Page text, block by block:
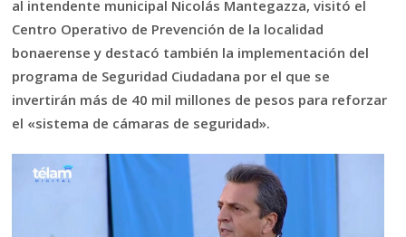
al intendente municipal Nicolás Mantegazza, visitó el
Centro Operativo de Prevención de la localidad
bonaerense y destacó también la implementación del
programa de Seguridad Ciudadana por el que se
invertirán más de 40 mil millones de pesos para reforzar
el «sistema de cámaras de seguridad».